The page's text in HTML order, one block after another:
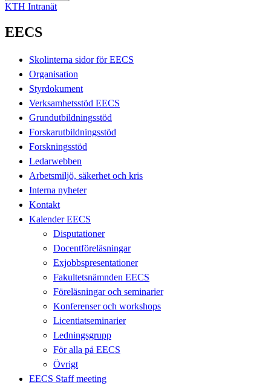
KTH Intranät
EECS
Skolinterna sidor för EECS
Organisation
Styrdokument
Verksamhetsstöd EECS
Grundutbildningsstöd
Forskarutbildningsstöd
Forskningsstöd
Ledarwebben
Arbetsmiljö, säkerhet och kris
Interna nyheter
Kontakt
Kalender EECS
Disputationer
Docentföreläsningar
Exjobbspresentationer
Fakultetsnämnden EECS
Föreläsningar och seminarier
Konferenser och workshops
Licentiatseminarier
Ledningsgrupp
För alla på EECS
Övrigt
EECS Staff meeting